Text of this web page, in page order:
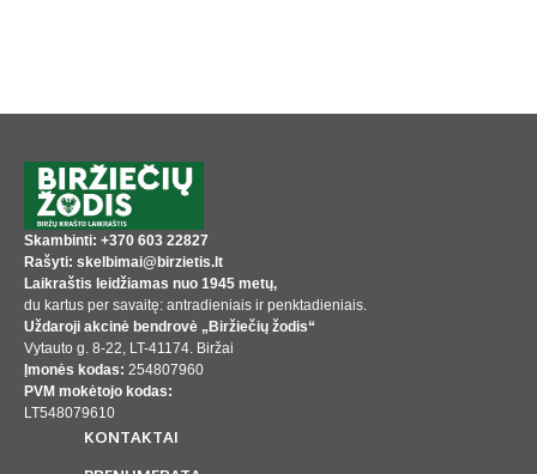
Skambinti: +370 603 22827
Rašyti: skelbimai@birzietis.lt
Laikraštis leidžiamas nuo 1945 metų,
du kartus per savaitę: antradieniais ir penktadieniais.
Uždaroji akcinė bendrovė „Biržiečių žodis“
Vytauto g. 8-22, LT-41174. Biržai
Įmonės kodas: 254807960
PVM mokėtojo kodas:
LT548079610
KONTAKTAI